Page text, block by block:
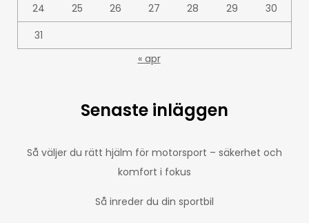
24
25 26 27 28 29
30
31
« apr
Senaste inläggen
Så väljer du rätt hjälm för motorsport – säkerhet och
komfort i fokus
Så inreder du din sportbil